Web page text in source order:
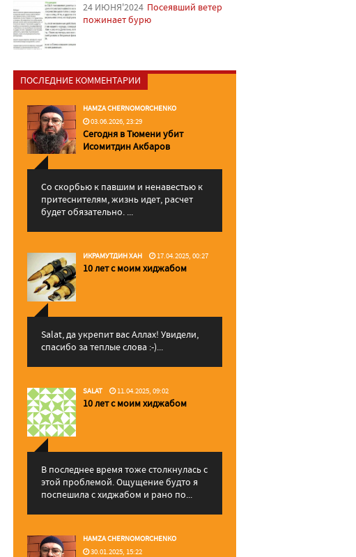
24 ИЮНЯ'2024 Посеявший ветер
пожинает бурю
ПОСЛЕДНИЕ КОММЕНТАРИИ
HAMZA CHERNOMORCHENKO
03.06.2026, 23:29
Сегодня в Тюмени убит
Исомитдин Акбаров
Со скорбью к павшим и ненавестью к
притеснителям, жизнь идет, расчет
будет обязательно. ...
ИКРАМУТДИН ХАН 17.04.2025, 00:27
10 лет с моим хиджабом
Salat, да укрепит вас Аллаx! Увидели,
спасибо за теплые слова :-)...
SALAT 11.04.2025, 09:02
10 лет с моим хиджабом
В последнее время тоже столкнулась с
этой проблемой. Ощущение будто я
поспешила с хиджабом и рано по...
HAMZA CHERNOMORCHENKO
30.01.2025, 15:22